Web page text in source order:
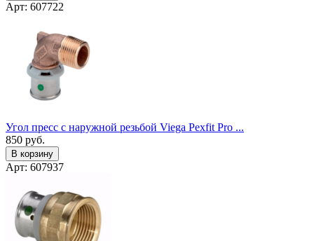
Арт: 607722
Угол пресс с наружной резьбой Viega Pexfit Pro ...
850 руб.
В корзину
Арт: 607937